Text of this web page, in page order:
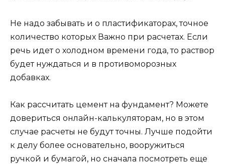
Не надо забывать и о пластификаторах, точное
количество которых Важно при расчетах. Если
речь идет о холодном времени года, то раствор
будет нуждаться и в противоморозных
добавках.
Как рассчитать цемент на фундамент? Можете
довериться онлайн-калькуляторам, но в этом
случае расчеты не будут точны. Лучше подойти
к делу более основательно, вооружиться
ручкой и бумагой, но сначала посмотреть еще